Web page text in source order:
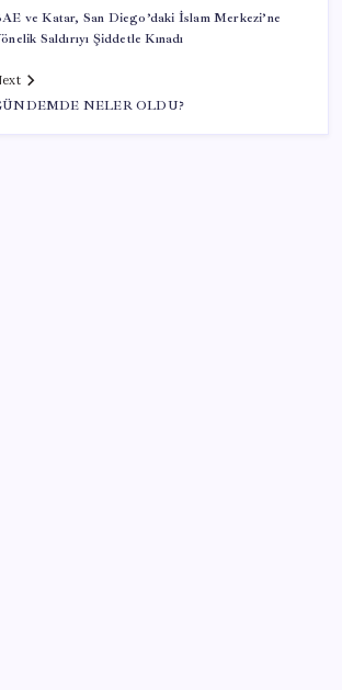
ve Katar, San Diego’daki İslam Merkezi’ne
Saldırıyı Şiddetle Kınadı
NELER OLDU?